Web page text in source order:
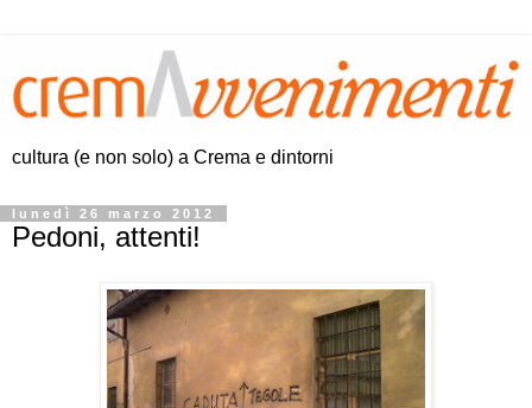
cultura (e non solo) a Crema e dintorni
lunedì 26 marzo 2012
Pedoni, attenti!